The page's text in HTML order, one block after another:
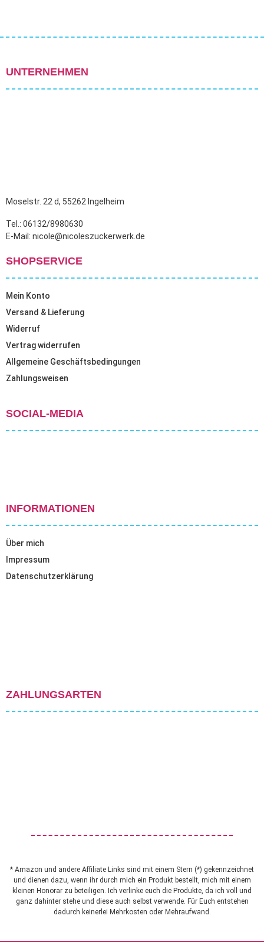
UNTERNEHMEN
Moselstr. 22 d, 55262 Ingelheim
Tel.: 06132/8980630
E-Mail: nicole@nicoleszuckerwerk.de
SHOPSERVICE
Mein Konto
Versand & Lieferung
Widerruf
Vertrag widerrufen
Allgemeine Geschäftsbedingungen
Zahlungsweisen
SOCIAL-MEDIA
INFORMATIONEN
Über mich
Impressum
Datenschutzerklärung
ZAHLUNGSARTEN
* Amazon und andere Affiliate Links sind mit einem Stern (*) gekennzeichnet
und dienen dazu, wenn ihr durch mich ein Produkt bestellt, mich mit einem
kleinen Honorar zu beteiligen. Ich verlinke euch die Produkte, da ich voll und
ganz dahinter stehe und diese auch selbst verwende. Für Euch entstehen
dadurch keinerlei Mehrkosten oder Mehraufwand.